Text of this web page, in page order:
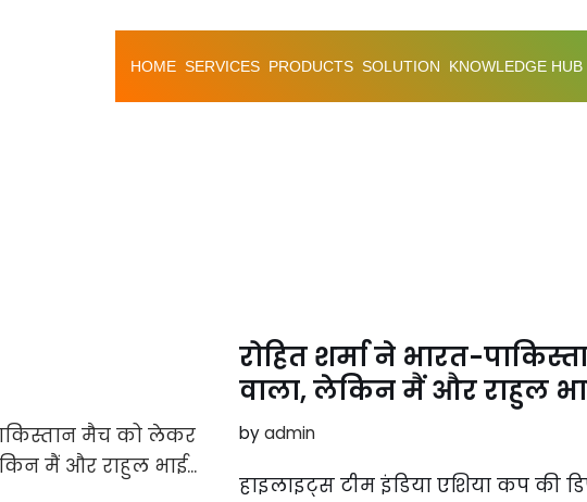
HOME SERVICES PRODUCTS SOLUTION KNOWLEDGE HUB
रोहित शर्मा ने भारत-
वाला, लेकिन मैं और राहुल
byadmin
हाइलाइट्स टीम इंडिया एशिया कप की